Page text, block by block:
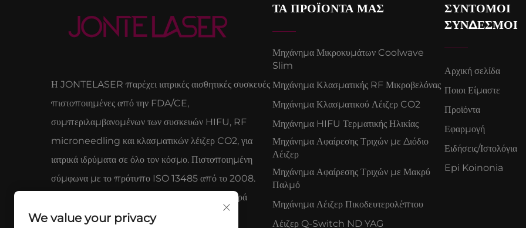
Η JONTELASER παρέχει ιατρικές αισθητικές συσκευές
πιστοποιημένες από την FDA/CE,
συμπεριλαμβανομένων των συσκευών HIFU, RF
microneedling και κλασματικών λέιζερ CO2, για
ιατρικά ιδρύματα σε όλο τον κόσμο. Πιστοποιημένη
σύμφωνα με το πρότυπο ISO 13485 από το 2008.
Εμπιστοσύνη επαγγελματιών. Ζητήστε προσφορά
σήμερα.
ΤΑ ΠΡΟΪΌΝΤΑ ΜΑΣ
Μηχάνημα Μικροκυμάτων Coolwave
Slim
Μηχάνημα Κλασματικής RF Μικροβελόνας
Μηχάνημα Κλασματικού Λέιζερ CO2
Μηχάνημα HIFU Τερματικής Ηλικίας
Μηχάνημα Αφαίρεσης Τριχών με Διόδιο
Λέιζερ
Μηχάνημα Αφαίρεσης Τριχών με Μακρύ
Παλμό
Μηχάνημα Λέιζερ Πικοδευτερολέπτου
Λέιζερ Q-Switch ND YAG
ΣΎΝΤΟΜΟΙ
ΣΎΝΔΕΣΜΟΙ
Αρχική σελίδα
Ποιοι Είμαστε
Προϊόντα
Εφαρμογή
Ειδήσεις/Ιστολόγια
Epi Koinonia
We value your privacy